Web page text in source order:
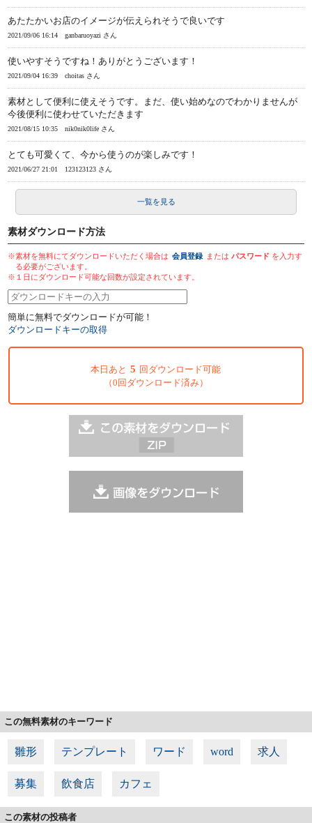
あたたかいお店のイメージが伝えられそうで良いです
2021/09/06 16:14 ganbaruoyazi さん
使いやすそうですね！ありがとうございます！
2021/09/04 16:39 choitas さん
素材として便利に使えそうです。まだ、使い始めなのでわかりませんが
今後便利に使わせていただきます
2021/08/15 10:35 nik0nik0life さん
とても可愛くて、今から使うのが楽しみです！
2021/06/27 21:01 123123123 さん
一覧を見る
素材ダウンロード方法
※素材を無料にてダウンロードいただく場合は 会員登録 またはパスワード を入力す
る必要がございます。
※１日にダウンロード可能な回数が設定されています。
簡単に無料でダウンロードが可能！
ダウンロードキーの取得
本日あと 5 回ダウンロード可能
（0回ダウンロード済み）
この無料素材のキーワード
雛形 テンプレート ワード word 求人
募集 飲食店 カフェ
この素材の投稿者